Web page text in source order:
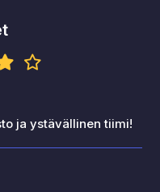
ja ystävällinen tiimi!